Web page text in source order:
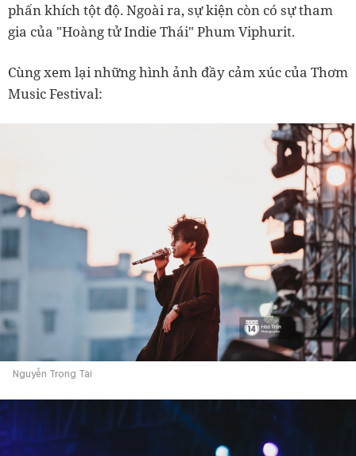
phấn khích tột độ. Ngoài ra, sự kiện còn có sự tham
gia của "Hoàng tử Indie Thái" Phum Viphurit.
Cùng xem lại những hình ảnh đầy cảm xúc của Thơm
Music Festival:
Nguyễn Trọng Tài